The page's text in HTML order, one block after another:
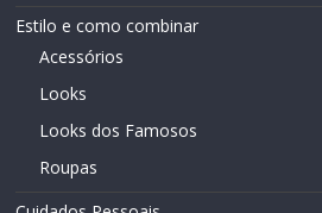
Estilo e como combinar
Acessórios
Looks
Looks dos Famosos
Roupas